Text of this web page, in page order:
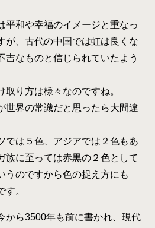
平和や幸福のイメージと重なっ
が、古代の中国では虹は良くな
吉なものと信じられていたよう
り方は様々なのですね。
世界の常識だと思ったら大間違
では５色、アジアでは２色もあ
族に至っては赤黒の２色として
うのですから色の捉え方にも
。
から3500年も前に書かれ、現代